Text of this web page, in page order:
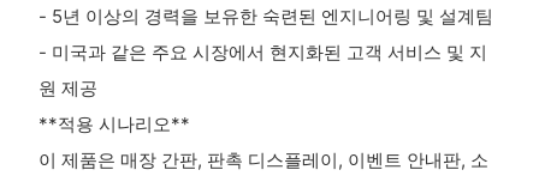
- 5년 이상의 경력을 보유한 숙련된 엔지니어링 및 설계팀
- 미국과 같은 주요 시장에서 현지화된 고객 서비스 및 지
원 제공
**적용 시나리오**
이 제품은 매장 간판, 판촉 디스플레이, 이벤트 안내판, 소